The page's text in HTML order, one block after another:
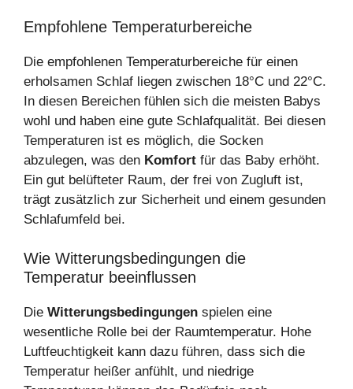
Empfohlene Temperaturbereiche
Die empfohlenen Temperaturbereiche für einen
erholsamen Schlaf liegen zwischen 18°C und 22°C.
In diesen Bereichen fühlen sich die meisten Babys
wohl und haben eine gute Schlafqualität. Bei diesen
Temperaturen ist es möglich, die Socken
abzulegen, was den Komfort für das Baby erhöht.
Ein gut belüfteter Raum, der frei von Zugluft ist,
trägt zusätzlich zur Sicherheit und einem gesunden
Schlafumfeld bei.
Wie Witterungsbedingungen die
Temperatur beeinflussen
Die Witterungsbedingungen spielen eine
wesentliche Rolle bei der Raumtemperatur. Hohe
Luftfeuchtigkeit kann dazu führen, dass sich die
Temperatur heißer anfühlt, und niedrige